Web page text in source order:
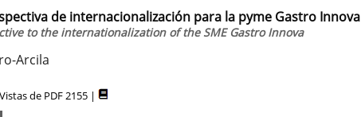
de internacionalización para la pyme Gastro Innova
to the internationalization of the SME Gastro Innova
Arcila
Vistas de PDF 2155 |